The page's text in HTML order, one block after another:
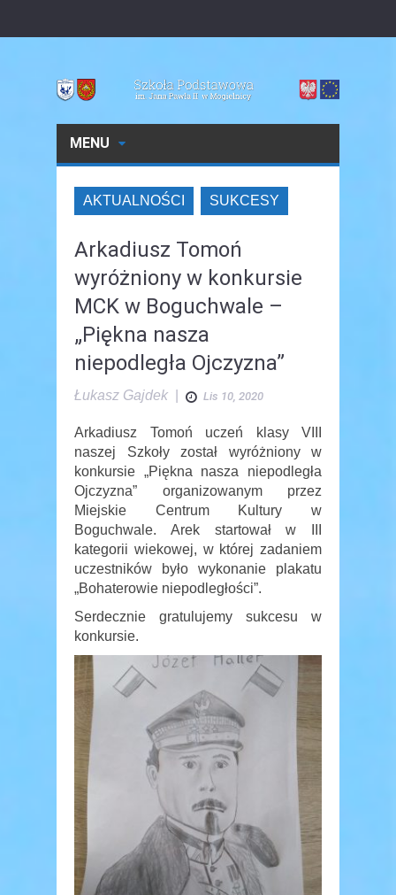
MENU
AKTUALNOŚCI SUKCESY
Arkadiusz Tomoń
wyróżniony w konkursie
MCK w Boguchwale –
„Piękna nasza
niepodległa Ojczyzna”
Łukasz Gajdek Lis 10, 2020
Arkadiusz Tomoń uczeń klasy VIII
naszej Szkoły został wyróżniony w
konkursie „Piękna nasza niepodległa
Ojczyzna” organizowanym przez
Miejskie Centrum Kultury w
Boguchwale. Arek startował w III
kategorii wiekowej, w której zadaniem
uczestników było wykonanie plakatu
„Bohaterowie niepodległości”.
Serdecznie gratulujemy sukcesu w
konkursie.